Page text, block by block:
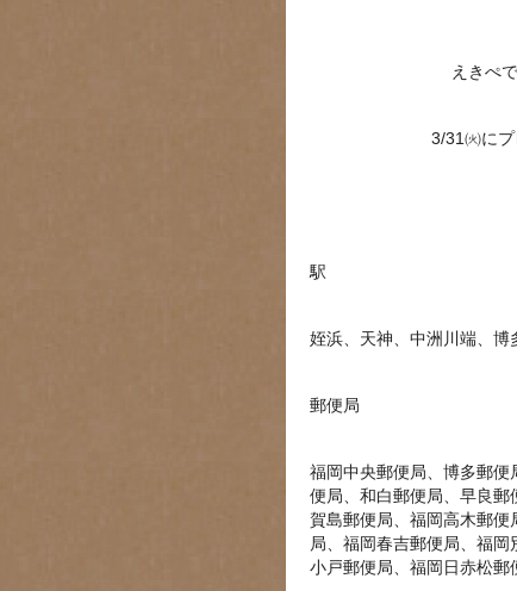
えきぺ
3/31㈫に
駅
姪浜、天神、中洲川端、博
郵便局
福岡中央郵便局、博多郵
便局、和白郵便局、早良
賀島郵便局、福岡高木郵
局、福岡春吉郵便局、福
小戸郵便局、福岡日赤松郵